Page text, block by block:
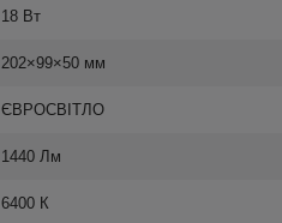
18 Вт
202×99×50 мм
ЄВРОСВІТЛО
1440 Лм
6400 К